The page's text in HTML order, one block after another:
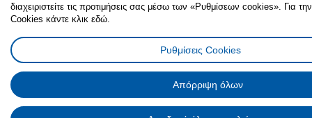
διαχειριστείτε τις προτιμήσεις σας μέσω των «Ρυθμίσεων cookies». Για
Cookies κάντε κλικ εδώ.
Ρυθμίσεις Cookies
Απόρριψη όλων